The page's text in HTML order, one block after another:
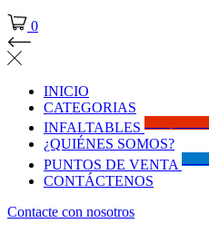
0
INICIO
CATEGORIAS
INFALTABLES
¿QUIÉNES SOMOS?
PUNTOS DE VENTA
CONTÁCTENOS
Contacte con nosotros